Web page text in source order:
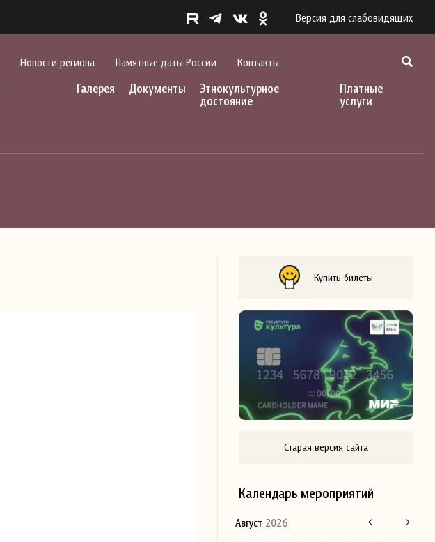
Версия для слабовидящих
Новости региона Памятные даты России Контакты
Галерея Документы
Этнокультурное
достояние
Платные
услуги
Купить билеты
Старая версия сайта
Календарь мероприятий
Август 2026